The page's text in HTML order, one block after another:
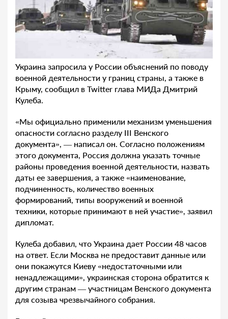
Украина запросила у России объяснений по поводу
военной деятельности у границ страны, а также в
Крыму, сообщил в Twitter глава МИДа Дмитрий
Кулеба.
«Мы официально применили механизм уменьшения
опасности согласно разделу III Венского
документа», — написал он. Согласно положениям
этого документа, Россия должна указать точные
районы проведения военной деятельности, назвать
даты ее завершения, а также «наименование,
подчиненность, количество военных
формирований, типы вооружений и военной
техники, которые принимают в ней участие», заявил
дипломат.
Кулеба добавил, что Украина дает России 48 часов
на ответ. Если Москва не предоставит данные или
они покажутся Киеву «недостаточными или
ненадлежащими», украинская сторона обратится к
другим странам — участницам Венского документа
для созыва чрезвычайного собрания.